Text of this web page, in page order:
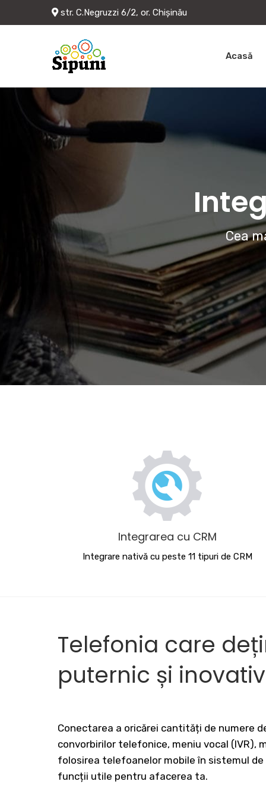
str. C.Negruzzi 6/2, or. Chișinău
Acasă
Cea
Integrarea cu CRM
Integrare nativă cu peste 11 tipuri de CRM
Telefonia care
puternic și
Conectarea a oricărei cantități de numere
convorbirilor telefonice, meniu vocal (IVR),
folosirea telefoanelor mobile în sistemul
funcții utile pentru afacerea ta.